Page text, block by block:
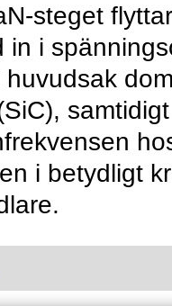
steget flyttar
in i
huvudsak
i betydligt